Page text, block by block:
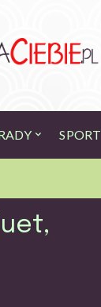
SPORT